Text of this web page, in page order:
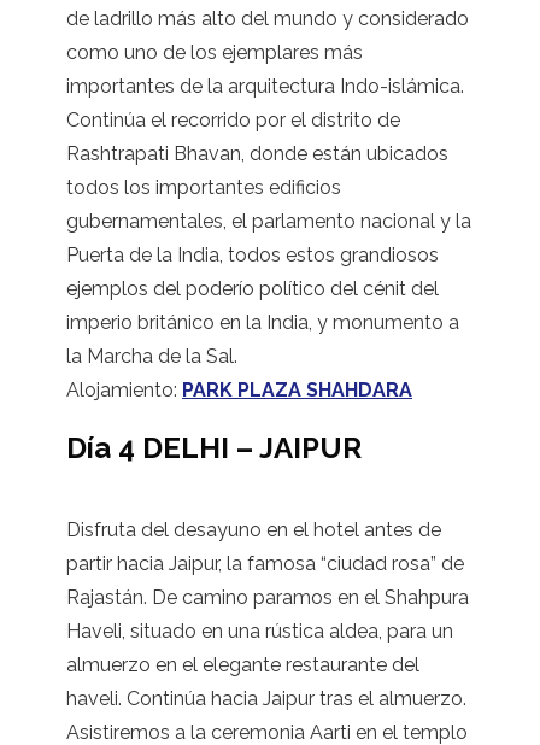
de ladrillo más alto del mundo y considerado
como uno de los ejemplares más
importantes de la arquitectura Indo-islámica.
Continúa el recorrido por el distrito de
Rashtrapati Bhavan, donde están ubicados
todos los importantes edificios
gubernamentales, el parlamento nacional y la
Puerta de la India, todos estos grandiosos
ejemplos del poderío político del cénit del
imperio británico en la India, y monumento a
la Marcha de la Sal.
Alojamiento: PARK PLAZA SHAHDARA
Día 4 DELHI – JAIPUR
Disfruta del desayuno en el hotel antes de
partir hacia Jaipur, la famosa “ciudad rosa” de
Rajastán. De camino paramos en el Shahpura
Haveli, situado en una rústica aldea, para un
almuerzo en el elegante restaurante del
haveli. Continúa hacia Jaipur tras el almuerzo.
Asistiremos a la ceremonia Aarti en el templo